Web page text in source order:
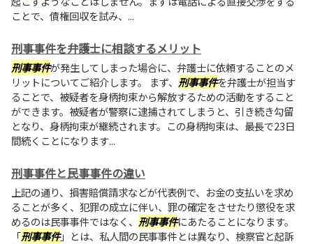
ことで、債権回収を試み、...
刑事事件を弁護士に相談するメリット
刑事事件が発生してしまった場合に、弁護士に依頼することのメ
リットについてご紹介します。 まず、 刑事事件を弁護士が担当す
ることで、被疑者を身柄拘束から解放するための活動をすること
ができます。被疑者が警察に逮捕されてしまうと、引き続き勾留
となり、身柄拘束が継続されます。この身柄拘束は、最長で23日
間続くことになります...
刑事事件と民事事件の違い
上記の通り、損害賠償請求などが代表例で、お金の支払いを求め
ることが多く、犯罪の成立に伴い、罪の確定をさせたり懲役を求
めるのは民事事件ではなく、 刑事事件にあたることになります。
「刑事事件」とは、私人間の民事事件とは異なり、検察官と起訴